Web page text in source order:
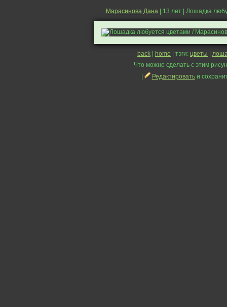
Марасинова Дана| 13 лет | Лошадка
back home | тэги: цветы
Что можно сделать с этим
Редактироватьи